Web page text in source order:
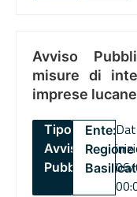
Avviso
misure di
imprese lucane
Tipo:
Avviso
Pubblico
Ente:
Regione